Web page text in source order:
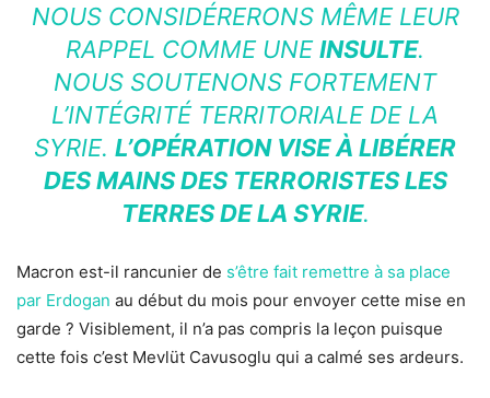
NOUS CONSIDÉRERONS MÊME LEUR
RAPPEL COMME UNEINSULTE.
NOUS SOUTENONS FORTEMENT
L’INTÉGRITÉ TERRITORIALE DE LA
SYRIE. L’OPÉRATION VISE À LIBÉRER
DES MAINS DES TERRORISTES LES
TERRES DE LA SYRIE.
Macron est-il rancunier de s’être fait remettre à sa place
par Erdogan au début du mois pour envoyer cette mise en
garde ? Visiblement, il n’a pas compris la leçon puisque
cette fois c’est Mevlüt Cavusoglu qui a calmé ses ardeurs.